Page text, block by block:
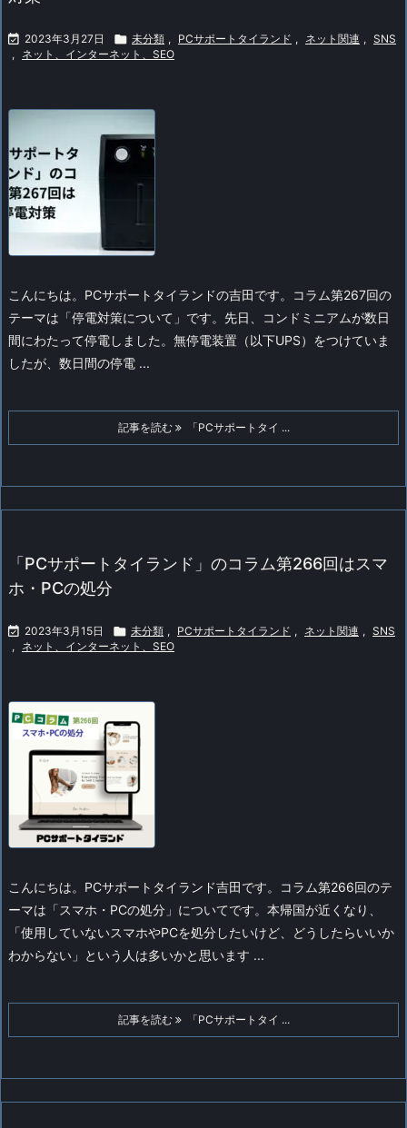
 2023年3月27日  未分類 , PCサポートタイランド , ネット関連 , SNS
, ネット、インターネット、SEO
こんにちは。PCサポートタイランドの吉田です。
コラム第267回の
テーマは「停電対策について」です。 先日、コンドミニアムが数日
間にわたって停電しました。無停電装置（以下UPS）をつけていま
したが、数日間の停電 ...
記事を読む 「PCサポートタイ ...
「PCサポートタイランド」のコラム第266回はスマ
ホ・PCの処分
 2023年3月15日  未分類 , PCサポートタイランド , ネット関連 , SNS
, ネット、インターネット、SEO
こんにちは。PCサポートタイランド吉田です。コラム第266回のテ
ーマは「スマホ・PCの処分」についてです。 本帰国が近くなり、
「使用していないスマホやPCを処分したいけど、どうしたらいいか
わからない」という人は多いかと思います ...
記事を読む 「PCサポートタイ ...